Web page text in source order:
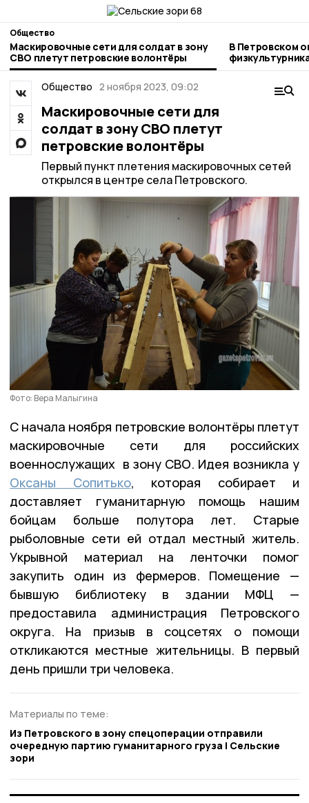
Общество
Маскировочные сети для солдат в зону
СВО плетут петровские волонтёры
В Петровском
Общество 2 ноября 2023, 09:02
Маскировочные сети для
солдат в зону СВО плетут
петровские волонтёры
Первый пункт плетения маскировочных сетей
открылся в центре села Петровского.
Фото: Вера Малыгина
С начала ноября петровские волонтёры плетут
маскировочные сети для российских
военнослужащих в зону СВО. Идея возникла у
Оксаны Сопитько, которая собирает и
доставляет гуманитарную помощь нашим
бойцам больше полутора лет. Старые
рыболовные сети ей отдал местный житель.
Укрывной материал на ленточки помог
закупить один из фермеров. Помещение —
бывшую библиотеку в здании МФЦ —
предоставила администрация Петровского
округа. На призыв в соцсетях о помощи
откликаются местные жительницы. В первый
день пришли три человека.
Материалы по теме:
Из Петровского в зону спецоперации отправили
очередную партию гуманитарного груза | Сельские
зори